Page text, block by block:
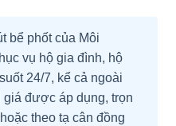
bể phốt của Môi
vụ hộ gia đình, hộ
24/7, kể cả ngoài
giá được áp dụng, trọn
theo tạ cân đồng